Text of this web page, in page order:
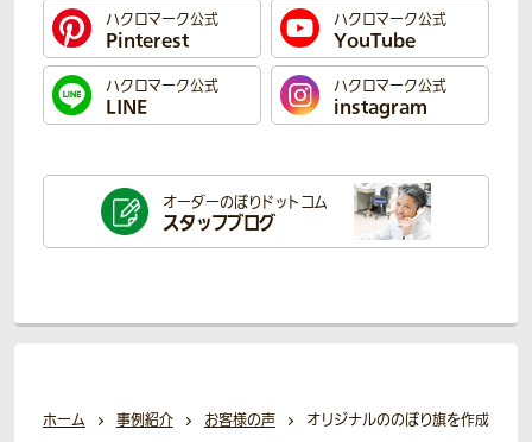
ハクロマーク公式
Pinterest
ハクロマーク公式
YouTube
ハクロマーク公式
LINE
ハクロマーク公式
instagram
オーダーのぼりドットコム
スタッフブログ
ホーム 事例紹介 お客様の声
オリジナルののぼり旗を作成